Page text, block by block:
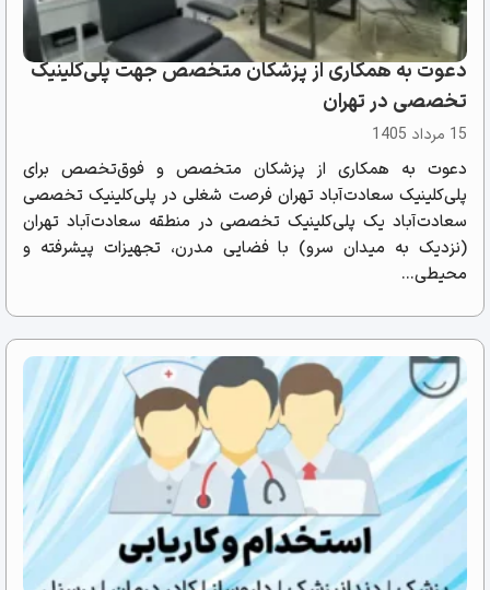
دعوت به همکاری از پزشکان متخصص جهت پلی‌کلینیک
تخصصی در تهران
15 مرداد 1405
دعوت به همکاری از پزشکان متخصص و فوق‌تخصص برای
پلی‌کلینیک سعادت‌آباد تهران فرصت شغلی در پلی‌کلینیک تخصصی
سعادت‌آباد یک پلی‌کلینیک تخصصی در منطقه سعادت‌آباد تهران
(نزدیک به میدان سرو) با فضایی مدرن، تجهیزات پیشرفته و
محیطی...